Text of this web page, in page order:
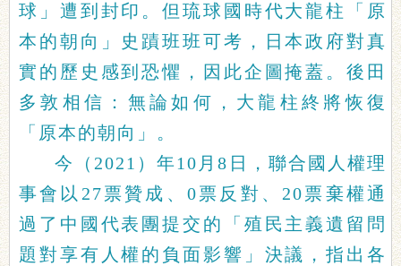
球」遭到封印。但琉球國時代大龍柱「原
本的朝向」史蹟班班可考，日本政府對真
實的歷史感到恐懼，因此企圖掩蓋。後田
多敦相信：無論如何，大龍柱終將恢復
「原本的朝向」。
今（2021）年10月8日，聯合國人權理
事會以27票贊成、0票反對、20票棄權通
過了中國代表團提交的「殖民主義遺留問
題對享有人權的負面影響」決議，指出各